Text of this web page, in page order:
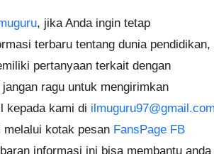
, jika Anda ingin tetap
terbaru tentang dunia pendidikan,
pertanyaan terkait dengan
ragu untuk mengirimkan
kepada kami di
melalui kotak pesan FansPage FB
informasi ini bisa membantu anda